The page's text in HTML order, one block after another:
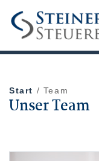
Start / Team
Unser Team